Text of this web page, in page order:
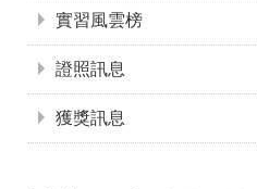
實習風雲榜
證照訊息
獲獎訊息